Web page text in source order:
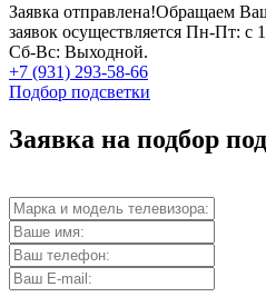
Заявка отправлена!Обращаем
заявок осуществляется Пн-Пт: с
Сб-Вс: Выходной.
+7 (931) 293-58-66
Подбор подсветки
Заявка на подбор